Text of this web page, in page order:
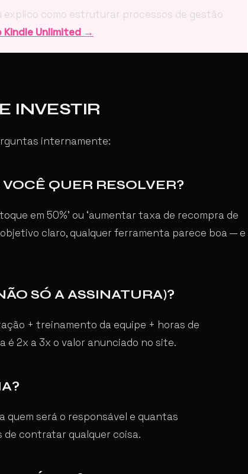
explico como estruturar processos de gestão
Kindle Unlimited →
INVESTIR
internamente:
QUER RESOLVER?
em 50%’ ou ‘aumentar taxa de recompra de
objetivo claro, qualquer ferramenta parece boa — e
SÓ A ASSINATURA)?
+ treinamento da equipe + horas de
é 2x a 3x o valor anunciado no site.
quem será o responsável e quantas
de contratar qualquer coisa.